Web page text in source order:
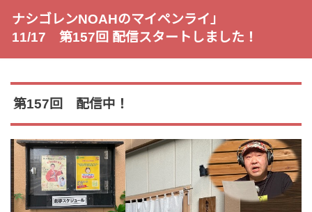
ナシゴレンNOAHのマイペンライ」
11/17 第157回 配信スタートしました！
第157回 配信中！